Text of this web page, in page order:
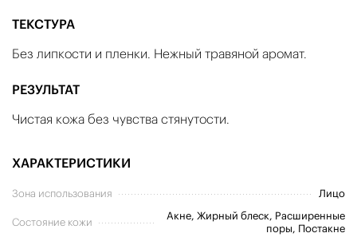
ТЕКСТУРА
Без липкости и пленки. Нежный травяной аромат.
РЕЗУЛЬТАТ
Чистая кожа без чувства стянутости.
ХАРАКТЕРИСТИКИ
Зона использования Лицо
Состояние кожи
Акне, Жирный блеск, Расширенные
поры, Постакне